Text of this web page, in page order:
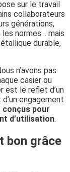
sur le travail
collaborateurs
générations,
normes… mais
durable,
n’avons pas
casier ou
est le reflet d’un
engagement
pour
d’utilisation.
bon grâce